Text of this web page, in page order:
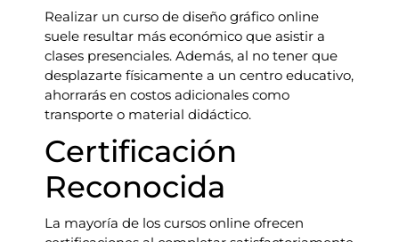
Realizar un curso de diseño gráfico online
suele resultar más económico que asistir a
clases presenciales. Además, al no tener que
desplazarte físicamente a un centro educativo,
ahorrarás en costos adicionales como
transporte o material didáctico.
Certificación
Reconocida
La mayoría de los cursos online ofrecen